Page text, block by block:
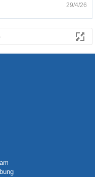
29/4/26